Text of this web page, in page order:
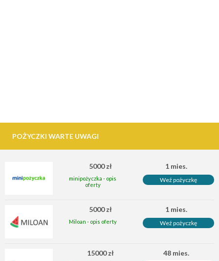
POŻYCZKI WARTE UWAGI
5000 zł 1 mies.
minipożyczka - opis
oferty
Weź pożyczkę
5000 zł 1 mies.
Miloan - opis oferty Weź pożyczkę
15000 zł 48 mies.